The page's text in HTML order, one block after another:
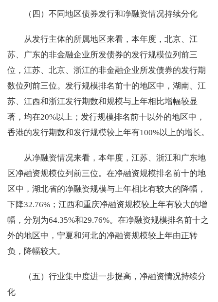
（四）不同地区债券发行和净融资情况持续分化
从发行主体的所属地区来看，本年度，北京、江
苏、广东的非金融企业所发债券的发行规模位列前三
位，江苏、北京、浙江的非金融企业所发债券的发行期
数位列前三位。发行规模排名前十的地区中，湖南、江
苏、江西和浙江发行期数和规模与上年相比增幅较显
著，均在20%以上；发行规模排名前十以外的地区中，
香港的发行期数和发行规模较上年有100%以上的增长。
从净融资情况来看，本年度，江苏、浙江和广东地
区净融资规模位列前三位。在净融资规模排名前十的地
区中，湖北省的净融资规模与上年相比有较大的降幅，
下降32.76%；江西和重庆净融资规模较上年有较大的增
幅，分别为64.35%和29.76%。在净融资规模排名前十之
外的地区中，宁夏和河北的净融资规模较上年由正转
负，降幅较大。
（五）行业集中度进一步提高，净融资情况持续分
化